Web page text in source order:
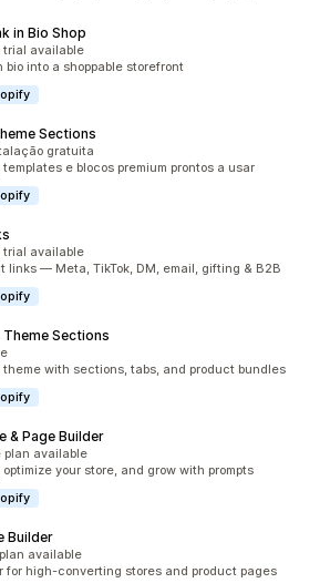
in Bio Shop
trial available
bio into a shoppable storefront
Sections
gratuita
e blocos premium prontos a usar
trial available
links — Meta, TikTok, DM, email, gifting & B2B
Sections
theme with sections, tabs, and product bundles
& Page Builder
plan available
your store, and grow with prompts
Builder
available
for high-converting stores and product pages